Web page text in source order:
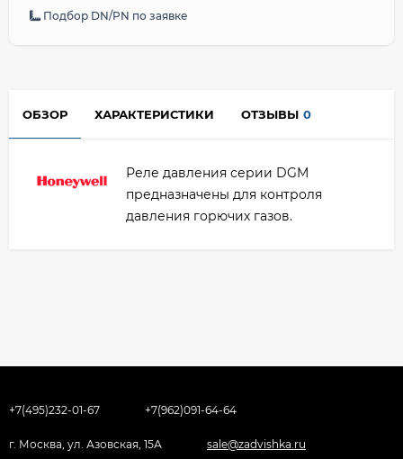
Подбор DN/PN по заявке
ОБЗОР ХАРАКТЕРИСТИКИ ОТЗЫВЫ 0
Реле давления серии DGM
предназначены для контроля
давления горючих газов.
+7(495)232-01-67 +7(962)091-64-64
г. Москва, ул. Азовская, 15А sale@zadvishka.ru